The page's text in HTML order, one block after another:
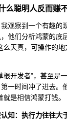
么聪明人反而赚
观察到一个有趣的
他们分析鸿蒙的底
么天真，可操作的
根开发者”，甚至是
一时间冲了进去。
是相信鸿蒙打钱。
知：执行力往往大